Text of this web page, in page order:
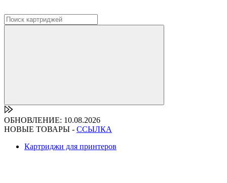
ОБНОВЛЕНИЕ: 10.08.2026
НОВЫЕ ТОВАРЫ - ССЫЛКА
Картриджи для принтеров